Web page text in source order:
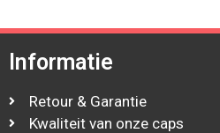
Informatie
Retour & Garantie
Kwaliteit van onze caps